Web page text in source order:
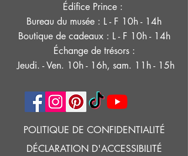
Édifice Prince :
Bureau du musée : L - F 10h - 14h
Boutique de cadeaux : L - F 10h - 14h
Échange de trésors :
Jeudi. - Ven. 10h - 16h, sam. 11h - 15h
POLITIQUE DE CONFIDENTIALITÉ
DÉCLARATION D'ACCESSIBILITÉ